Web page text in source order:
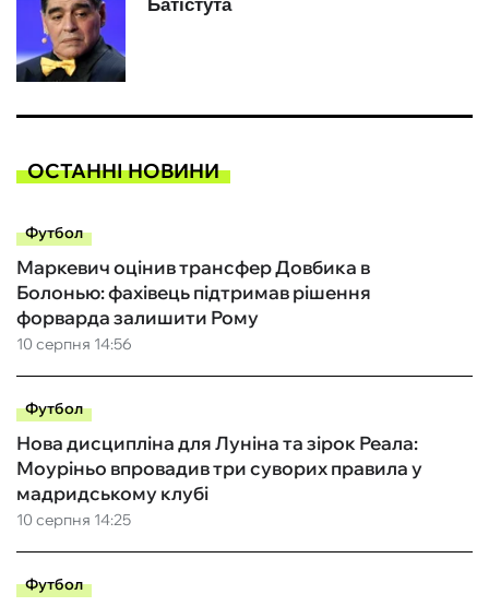
ОСТАННІ НОВИНИ
Футбол
10 серпня 14:56
Маркевич оцінив трансфер Довбика в
Болонью: фахівець підтримав рішення
форварда залишити Рому
Футбол
10 серпня 14:25
Нова дисципліна для Луніна та зірок Реала:
Моуріньо впровадив три суворих правила у
мадридському клубі
Футбол